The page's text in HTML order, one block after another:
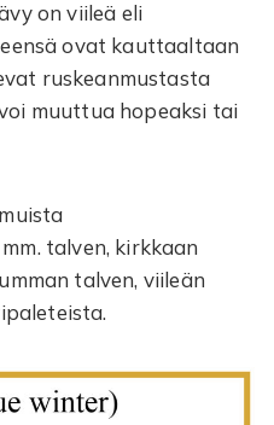
on viileä eli
ovat kauttaaltaan
ruskeanmustasta
muuttua hopeaksi tai
talven, kirkkaan
talven, viileän